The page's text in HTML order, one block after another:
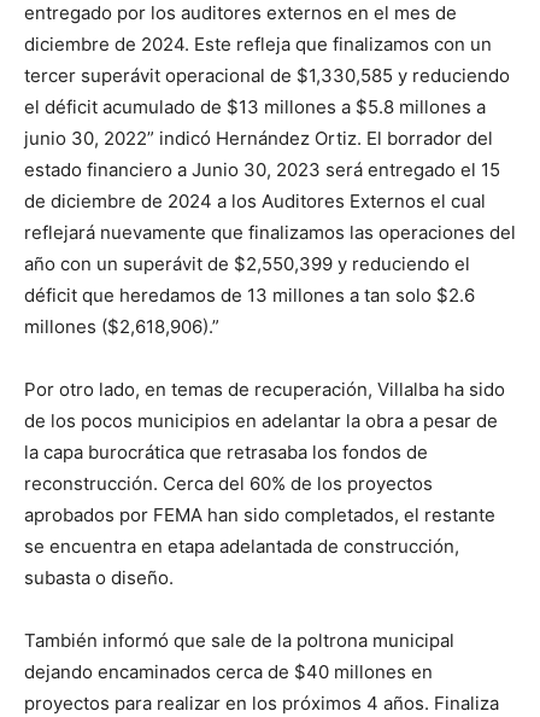
entregado por los auditores externos en el mes de
diciembre de 2024. Este refleja que finalizamos con un
tercer superávit operacional de $1,330,585 y reduciendo
el déficit acumulado de $13 millones a $5.8 millones a
junio 30, 2022” indicó Hernández Ortiz. El borrador del
estado financiero a Junio 30, 2023 será entregado el 15
de diciembre de 2024 a los Auditores Externos el cual
reflejará nuevamente que finalizamos las operaciones del
año con un superávit de $2,550,399 y reduciendo el
déficit que heredamos de 13 millones a tan solo $2.6
millones ($2,618,906).”
Por otro lado, en temas de recuperación, Villalba ha sido
de los pocos municipios en adelantar la obra a pesar de
la capa burocrática que retrasaba los fondos de
reconstrucción. Cerca del 60% de los proyectos
aprobados por FEMA han sido completados, el restante
se encuentra en etapa adelantada de construcción,
subasta o diseño.
También informó que sale de la poltrona municipal
dejando encaminados cerca de $40 millones en
proyectos para realizar en los próximos 4 años. Finaliza